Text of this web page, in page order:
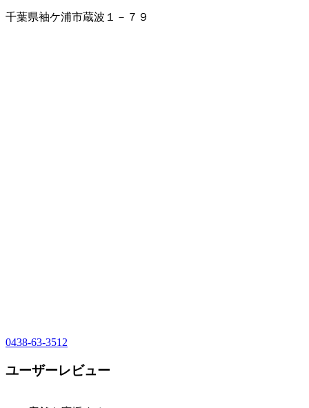
千葉県袖ケ浦市蔵波１－７９
0438-63-3512
ユーザーレビュー